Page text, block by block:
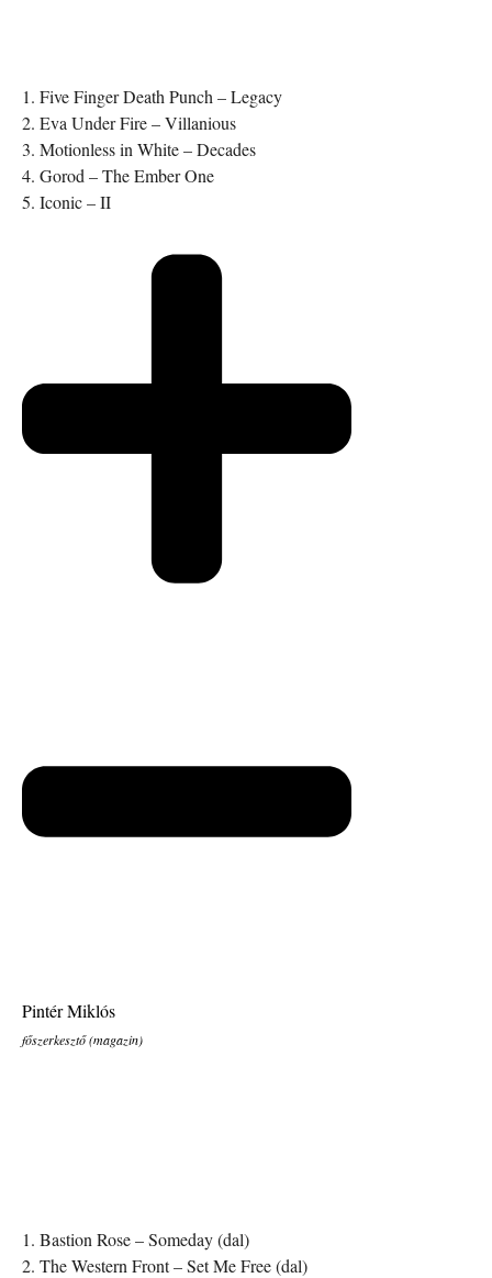
1. Five Finger Death Punch – Legacy
2. Eva Under Fire – Villanious
3. Motionless in White – Decades
4. Gorod – The Ember One
5. Iconic – II
Pintér Miklós
főszerkesztő (magazin)
1. Bastion Rose – Someday (dal)
2. The Western Front – Set Me Free (dal)